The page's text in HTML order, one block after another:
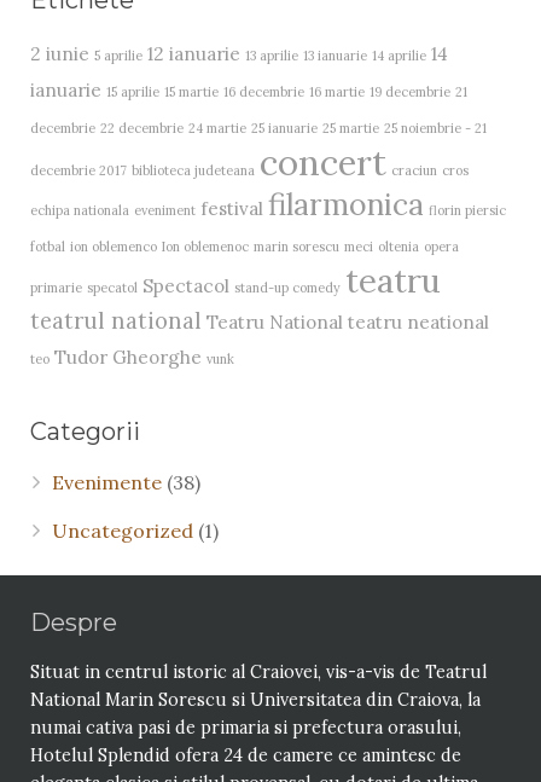
2 iunie 5 aprilie 12 ianuarie 13 aprilie 13 ianuarie 14 aprilie 14
ianuarie 15 aprilie 15 martie 16 decembrie 16 martie 19 decembrie 21
decembrie 22 decembrie 24 martie 25 ianuarie 25 martie 25 noiembrie - 21
decembrie 2017 biblioteca judeteana concert craciun cros
echipa nationala eveniment festival filarmonica florin piersic
fotbal ion oblemenco Ion oblemenoc marin sorescu meci oltenia opera
primarie specatol Spectacol stand-up comedy teatru
teatrul national Teatru National teatru neational
teo Tudor Gheorghe vunk
Categorii
Evenimente (38)
Uncategorized (1)
Despre
Situat in centrul istoric al Craiovei, vis-a-vis de Teatrul
National Marin Sorescu si Universitatea din Craiova, la
numai cativa pasi de primaria si prefectura orasului,
Hotelul Splendid ofera 24 de camere ce amintesc de